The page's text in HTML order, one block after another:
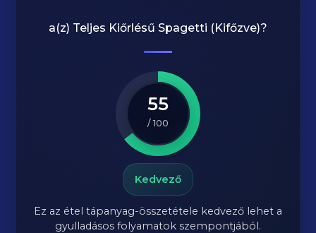
a(z) Teljes Kiőrlésű Spagetti (Kifőzve)?
55
/ 100
Kedvező
Ez az étel tápanyag-összetétele kedvező lehet a
gyulladásos folyamatok szempontjából.